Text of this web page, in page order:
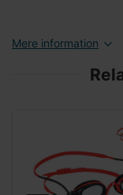
Mere information